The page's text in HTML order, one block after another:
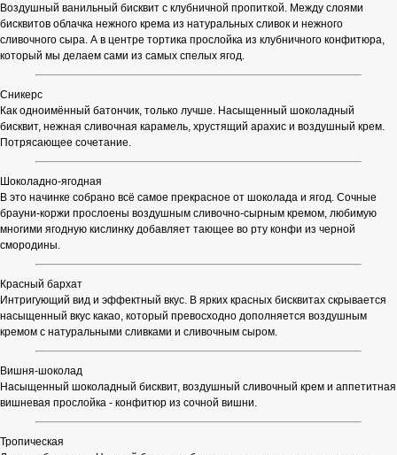
Воздушный ванильный бисквит с клубничной пропиткой. Между слоями
бисквитов облачка нежного крема из натуральных сливок и нежного
сливочного сыра. А в центре тортика прослойка из клубничного конфитюра,
который мы делаем сами из самых спелых ягод.
Сникерс
Как одноимённый батончик, только лучше. Насыщенный шоколадный
бисквит, нежная сливочная карамель, хрустящий арахис и воздушный крем.
Потрясающее сочетание.
Шоколадно-ягодная
В это начинке собрано всё самое прекрасное от шоколада и ягод. Сочные
брауни-коржи прослоены воздушным сливочно-сырным кремом, любимую
многими ягодную кислинку добавляет тающее во рту конфи из черной
смородины.
Красный бархат
Интригующий вид и эффектный вкус. В ярких красных бисквитах скрывается
насыщенный вкус какао, который превосходно дополняется воздушным
кремом с натуральными сливками и сливочным сыром.
Вишня-шоколад
Насыщенный шоколадный бисквит, воздушный сливочный крем и аппетитная
вишневая прослойка - конфитюр из сочной вишни.
Тропическая